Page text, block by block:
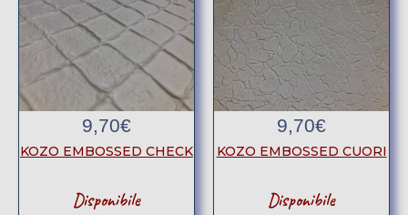
9,70€
KOZO EMBOSSED CHECK
Disponibile
9,70€
KOZO EMBOSSED CUORI
Disponibile